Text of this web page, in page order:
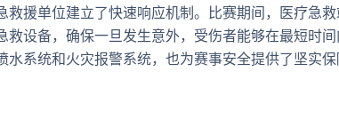
援单位建立了快速响应机制。比赛期间，医疗急
设备，确保一旦发生意外，受伤者能够在最短时
系统和火灾报警系统，也为赛事安全提供了坚实保